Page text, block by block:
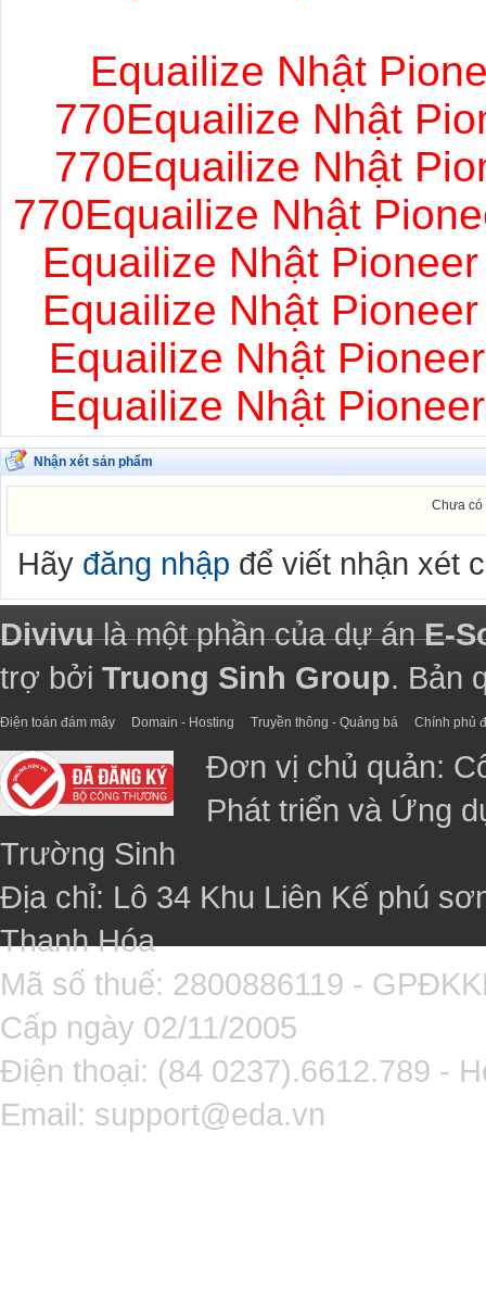
Equailize Nhật
770Equailize Nhật
770Equailize Nhật
770Equailize Nhật
Equailize Nhật
Equailize Nhật
Equailize Nhật
Equailize Nhật
Nhận xét sản phẩm
Chưa có
Hãy đăng nhập để viết nhận xét
Divivulà một phần của dự ánE-
trợ bởi Truong Sinh Group. Bản
Điện toán đám mây Domain - Hosting Truyền thông - Quảng bá Chính phủ
Đơn vị chủ quản:
Phát triển và Ứng
Trường Sinh
Địa chỉ: Lô 34 Khu Liên Kế phú
Thanh Hóa
Mã số thuế: 2800886119 -
Cấp ngày 02/11/2005
Điện thoại: (84 0237).6612.789 -
Email: support@eda.vn